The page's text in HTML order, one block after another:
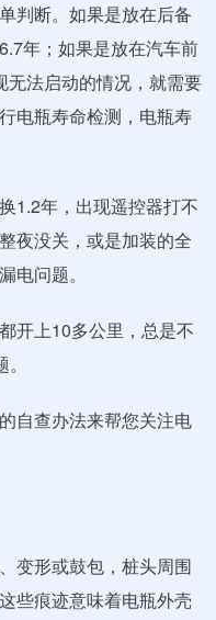
判断。如果是放在后备
年；如果是放在汽车前
法启动的情况，就需要
电瓶寿命检测，电瓶寿
1.2年，出现遥控器打不
夜没关，或是加装的全
电问题。
开上10多公里，总是不
自查办法来帮您关注电
变形或鼓包，桩头周围
些痕迹意味着电瓶外壳